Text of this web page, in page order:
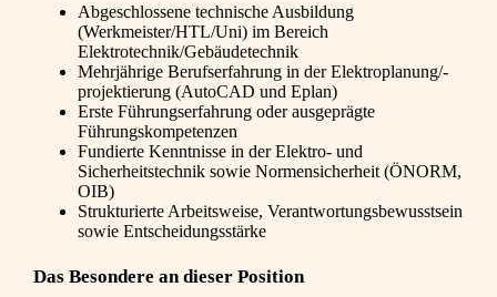
Abgeschlossene technische Ausbildung
(Werkmeister/HTL/Uni) im Bereich
Elektrotechnik/Gebäudetechnik
Mehrjährige Berufserfahrung in der Elektroplanung/-
projektierung (AutoCAD und Eplan)
Erste Führungserfahrung oder ausgeprägte
Führungskompetenzen
Fundierte Kenntnisse in der Elektro- und
Sicherheitstechnik sowie Normensicherheit (ÖNORM,
OIB)
Strukturierte Arbeitsweise, Verantwortungsbewusstsein
sowie Entscheidungsstärke
Das Besondere an dieser Position